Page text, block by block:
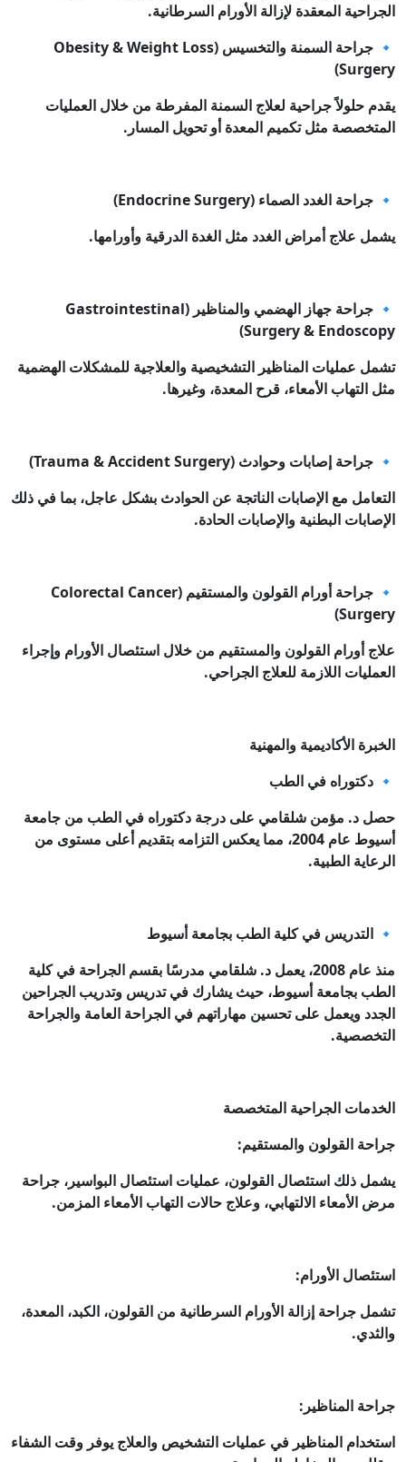
الجراحية المعقدة لإزالة الأورام السرطانية.
🔹 جراحة السمنة والتخسيس (Obesity & Weight Loss
Surgery)
يقدم حلولاً جراحية لعلاج السمنة المفرطة من خلال العمليات
المتخصصة مثل تكميم المعدة أو تحويل المسار.
🔹 جراحة الغدد الصماء (Endocrine Surgery)
يشمل علاج أمراض الغدد مثل الغدة الدرقية وأورامها.
🔹 جراحة جهاز الهضمي والمناظير (Gastrointestinal
Surgery & Endoscopy)
تشمل عمليات المناظير التشخيصية والعلاجية للمشكلات الهضمية
مثل التهاب الأمعاء، قرح المعدة، وغيرها.
🔹 جراحة إصابات وحوادث (Trauma & Accident Surgery)
التعامل مع الإصابات الناتجة عن الحوادث بشكل عاجل، بما في ذلك
الإصابات البطنية والإصابات الحادة.
🔹 جراحة أورام القولون والمستقيم (Colorectal Cancer
Surgery)
علاج أورام القولون والمستقيم من خلال استئصال الأورام وإجراء
العمليات اللازمة للعلاج الجراحي.
الخبرة الأكاديمية والمهنية
🔹 دكتوراه في الطب
حصل د. مؤمن شلقامي على درجة دكتوراه في الطب من جامعة
أسيوط عام 2004، مما يعكس التزامه بتقديم أعلى مستوى من
الرعاية الطبية.
🔹 التدريس في كلية الطب بجامعة أسيوط
منذ عام 2008، يعمل د. شلقامي مدرسًا بقسم الجراحة في كلية
الطب بجامعة أسيوط، حيث يشارك في تدريس وتدريب الجراحين
الجدد ويعمل على تحسين مهاراتهم في الجراحة العامة والجراحة
التخصصية.
الخدمات الجراحية المتخصصة
جراحة القولون والمستقيم:
يشمل ذلك استئصال القولون، عمليات استئصال البواسير، جراحة
مرض الأمعاء الالتهابي، وعلاج حالات التهاب الأمعاء المزمن.
استئصال الأورام:
تشمل جراحة إزالة الأورام السرطانية من القولون، الكبد، المعدة،
والثدي.
جراحة المناظير:
استخدام المناظير في عمليات التشخيص والعلاج يوفر وقت الشفاء